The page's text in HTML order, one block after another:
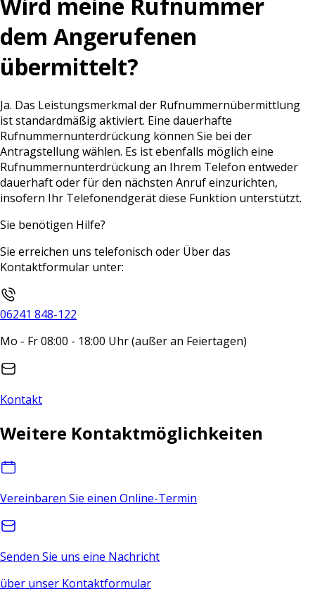
Wird meine Rufnummer
dem Angerufenen
übermittelt?
Ja. Das Leistungsmerkmal der Rufnummernübermittlung
ist standardmäßig aktiviert. Eine dauerhafte
Rufnummernunterdrückung können Sie bei der
Antragstellung wählen. Es ist ebenfalls möglich eine
Rufnummernunterdrückung an Ihrem Telefon entweder
dauerhaft oder für den nächsten Anruf einzurichten,
insofern Ihr Telefonendgerät diese Funktion unterstützt.
Sie benötigen Hilfe?
Sie erreichen uns telefonisch oder Über das
Kontaktformular unter:
06241 848-122
Mo - Fr 08:00 - 18:00 Uhr (außer an Feiertagen)
Kontakt
Weitere Kontaktmöglichkeiten
Vereinbaren Sie einen Online-Termin
Senden Sie uns eine Nachricht
über unser Kontaktformular